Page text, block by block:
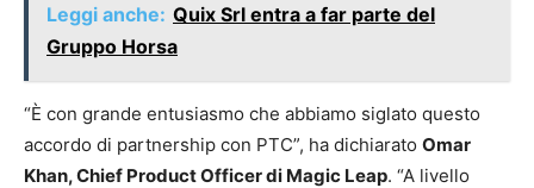
Leggi anche: Quix Srl entra a far parte del
Gruppo Horsa
“È con grande entusiasmo che abbiamo siglato questo
accordo di partnership con PTC”, ha dichiarato Omar
Khan, Chief Product Officer di Magic Leap. “A livello